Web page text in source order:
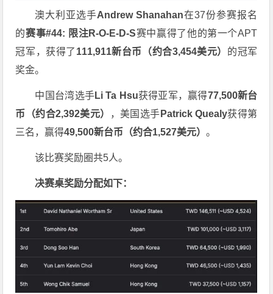
澳大利亚选手Andrew Shanahan在37份参赛报名
的赛事#44: 限注R-O-E-D-S赛中赢得了他的第一个APT
冠军，获得了 111,911新台币（约合3,454美元） 的冠军
奖金。
中国台湾选手Li Ta Hsu获得亚军，赢得77,500新台
币（约合2,392美元）
，美国选手 Patrick Quealy获得第
三名，赢得49,500新台币（约合1,527美元）。
该比赛奖励圈共5人。
决赛桌奖励分配如下：